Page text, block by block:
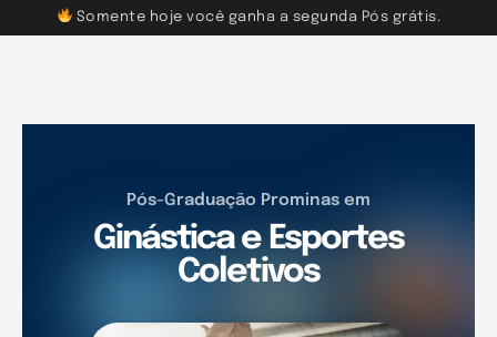
Somente hoje você ganha a segunda Pós grátis.
Pós-Graduação Prominas em
Ginástica e Esportes
Coletivos